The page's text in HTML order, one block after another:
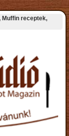
Muffin receptek,